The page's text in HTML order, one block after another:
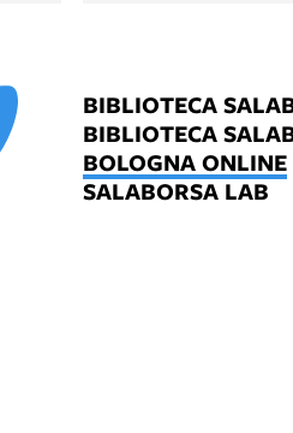
BIBLIOTECA
BIBLIOTECA
BOLOGNA ONLINE
SALABORSA LAB